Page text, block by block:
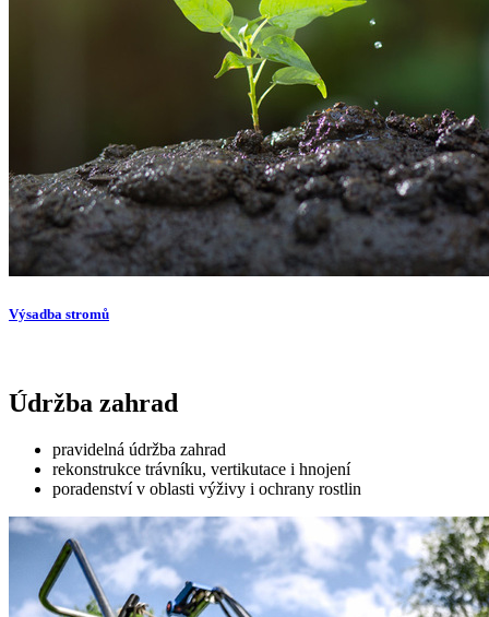
Výsadba stromů
Údržba zahrad
pravidelná údržba zahrad
rekonstrukce trávníku, vertikutace i hnojení
poradenství v oblasti výživy i ochrany rostlin